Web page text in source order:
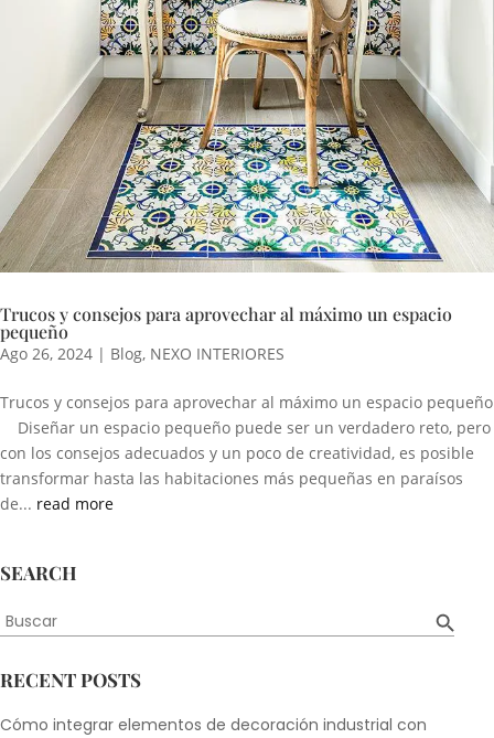
Trucos y consejos para aprovechar al máximo un espacio
pequeño
Ago 26, 2024 | Blog, NEXO INTERIORES
Trucos y consejos para aprovechar al máximo un espacio pequeño
Diseñar un espacio pequeño puede ser un verdadero reto, pero
con los consejos adecuados y un poco de creatividad, es posible
transformar hasta las habitaciones más pequeñas en paraísos
de... read more
SEARCH
RECENT POSTS
Cómo integrar elementos de decoración industrial con